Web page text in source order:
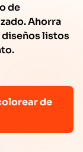
de
Ahorra
listos
de